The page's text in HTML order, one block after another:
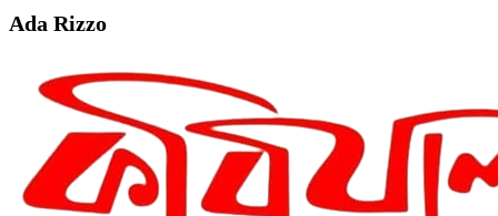
Ada Rizzo